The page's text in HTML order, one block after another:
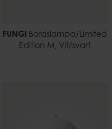
FUNGI
Bordslampa/Limited
Edition M, Vit/svart